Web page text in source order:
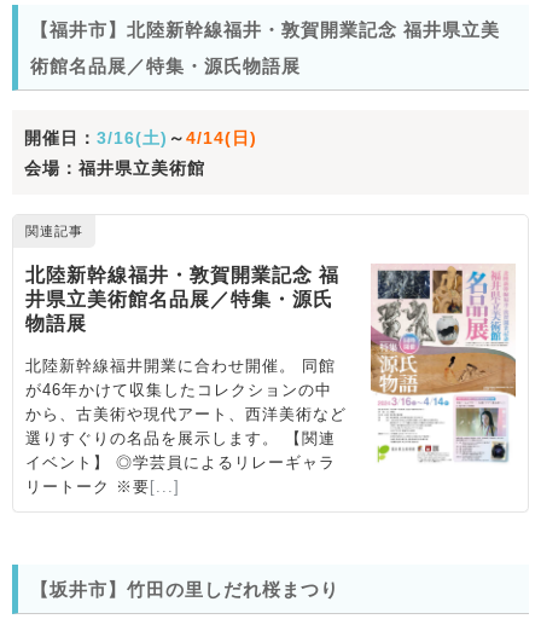
【福井市】北陸新幹線福井・敦賀開業記念 福井県立美
術館名品展／特集・源氏物語展
開催日： 3/16(土) ～4/14(日)
会場：福井県立美術館
【坂井市】竹田の里しだれ桜まつり